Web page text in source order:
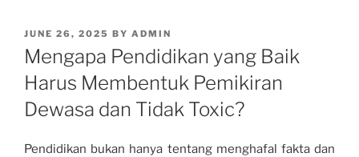
POSTED
ON
JUNE 26, 2025 BY ADMIN
Mengapa Pendidikan yang Baik
Harus Membentuk Pemikiran
Dewasa dan Tidak Toxic?
Pendidikan bukan hanya tentang menghafal fakta dan